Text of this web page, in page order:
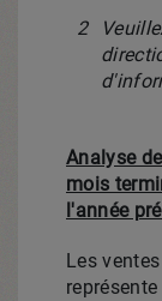
2
Analyse
mois
l'année
Les